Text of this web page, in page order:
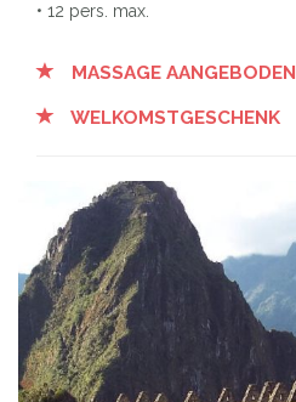
• 12 pers. max.
MASSAGE AANGEBODEN
WELKOMSTGESCHENK